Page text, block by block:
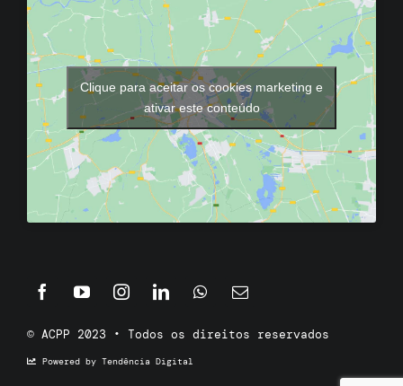
Clique para aceitar os cookies marketing e
ativar este conteúdo
© ACPP 2023 • Todos os direitos reservados
Powered by Tendência Digital